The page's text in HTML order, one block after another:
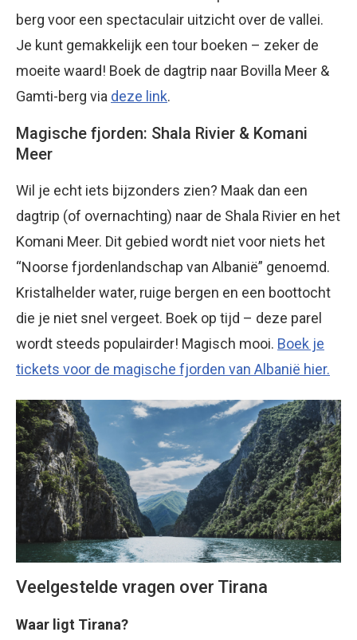
berg voor een spectaculair uitzicht over de vallei.
Je kunt gemakkelijk een tour boeken – zeker de
moeite waard! Boek de dagtrip naar Bovilla Meer &
Gamti-berg via deze link.
Magische fjorden: Shala Rivier & Komani
Meer
Wil je echt iets bijzonders zien? Maak dan een
dagtrip (of overnachting) naar de Shala Rivier en het
Komani Meer. Dit gebied wordt niet voor niets het
“Noorse fjordenlandschap van Albanië” genoemd.
Kristalhelder water, ruige bergen en een boottocht
die je niet snel vergeet. Boek op tijd – deze parel
wordt steeds populairder! Magisch mooi. Boek je
tickets voor de magische fjorden van Albanië hier.
Veelgestelde vragen over Tirana
Waar ligt Tirana?